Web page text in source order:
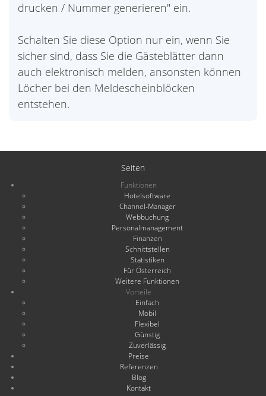
drucken / Nummer generieren" ein.
Schalten Sie diese Option nur ein, wenn Sie
sicher sind, dass Sie die Gästeblätter dann
auch elektronisch melden, ansonsten können
Löcher bei den Meldescheinblöcken
entstehen.
Seiten
Funktionen
Hotelsoftware
Channel-Manager
Webbuchung
Personalmanagement
Finanzen
Schnittstellen
Statistiken
Für Österreich
Weitere Funktionen
Vorteile
Einfach
Mobil
Flexibel
Günstig
Zuverlässig
Preise
Referenzen
Blog
Kontakt